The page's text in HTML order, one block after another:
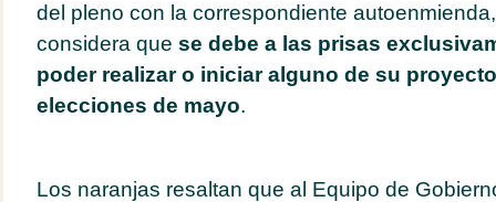
del pleno con la correspondiente
considera que se debe a las prisas
poder realizar o iniciar alguno de su
elecciones de mayo.
Los naranjas resaltan que al Equipo de